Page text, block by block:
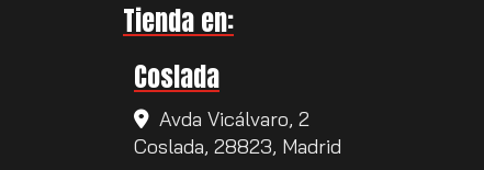
Tienda en:
Coslada
Avda Vicálvaro, 2
Coslada, 28823, Madrid